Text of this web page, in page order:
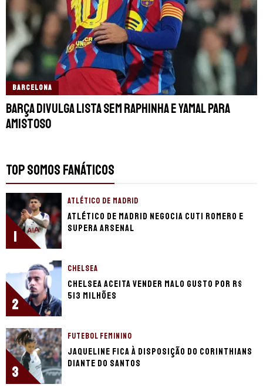
BARCELONA
Barça divulga lista sem Raphinha e Yamal para
amistoso
TOP SOMOS FANÁTICOS
1
ATLÉTICO DE MADRID
Atlético de Madrid negocia Cuti Romero e
supera Arsenal
2
CHELSEA
Chelsea aceita vender Malo Gusto por R$
513 milhões
3
FUTEBOL FEMININO
Jaqueline fica à disposição do Corinthians
diante do Santos